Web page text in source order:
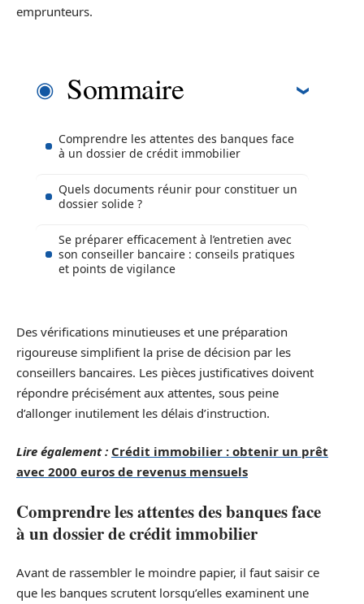
emprunteurs.
Sommaire
Comprendre les attentes des banques face
à un dossier de crédit immobilier
Quels documents réunir pour constituer un
dossier solide ?
Se préparer efficacement à l’entretien avec
son conseiller bancaire : conseils pratiques
et points de vigilance
Des vérifications minutieuses et une préparation
rigoureuse simplifient la prise de décision par les
conseillers bancaires. Les pièces justificatives doivent
répondre précisément aux attentes, sous peine
d’allonger inutilement les délais d’instruction.
Lire également : Crédit immobilier : obtenir un prêt
avec 2000 euros de revenus mensuels
Comprendre les attentes des banques face
à un dossier de crédit immobilier
Avant de rassembler le moindre papier, il faut saisir ce
que les banques scrutent lorsqu’elles examinent une